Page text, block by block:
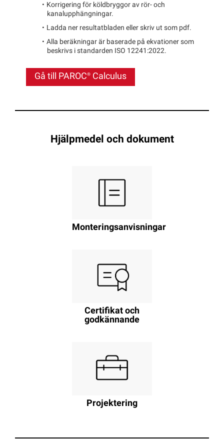
Korrigering för köldbryggor av rör- och
kanalupphängningar.
Ladda ner resultatbladen eller skriv ut som pdf.
Alla beräkningar är baserade på ekvationer som
beskrivs i standarden ISO 12241:2022.
Gå till PAROC®Calculus
Hjälpmedel och dokument
Monteringsanvisningar
Certifikat och
godkännande
Projektering